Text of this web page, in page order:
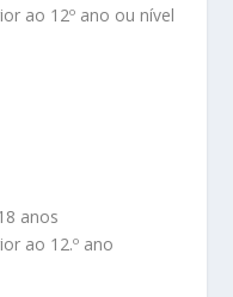
ao 12º ano ou nível
anos
ao 12.º ano